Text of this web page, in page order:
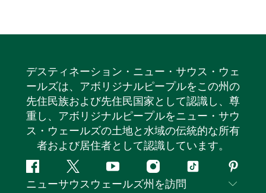
デスティネーション・ニュー・サウス・ウェ
ールズは、アボリジナルピープルをこの州の
先住民族および先住民国家として認識し、尊
重し、アボリジナルピープルをニュー・サウ
ス・ウェールズの土地と水域の伝統的な所有
者および居住者として認識しています。
フ
ェ
ツ
イ
ユ
ー
イ
ン
テ
ピ
ン
ニューサウスウェールズ州を訪問